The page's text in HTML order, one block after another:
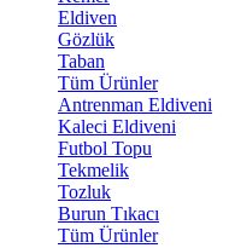
Eldiven
Gözlük
Taban
Tüm Ürünler
Antrenman Eldiveni
Kaleci Eldiveni
Futbol Topu
Tekmelik
Tozluk
Burun Tıkacı
Tüm Ürünler